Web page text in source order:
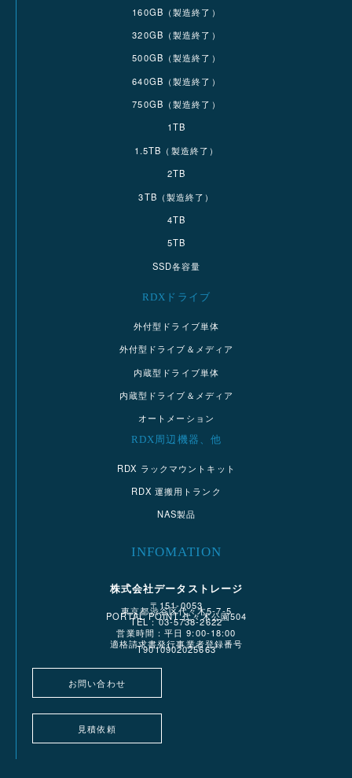
160GB（製造終了）
320GB（製造終了）
500GB（製造終了）
640GB（製造終了）
750GB（製造終了）
1TB
1.5TB（製造終了）
2TB
3TB（製造終了）
4TB
5TB
SSD各容量
RDXドライブ
外付型ドライブ単体
外付型ドライブ＆メディア
内蔵型ドライブ単体
内蔵型ドライブ＆メディア
オートメーション
RDX周辺機器、他
RDX ラックマウントキット
RDX 運搬用トランク
NAS製品
INFOMATION
株式会社データストレージ
〒151-0053
東京都渋谷区代々木5-7-5
PORTAL POINT 代々木公園504
TEL：03-5738-2622
営業時間：平日 9:00-18:00
適格請求書発行事業者登録番号
T9010902025663
お問い合わせ
見積依頼